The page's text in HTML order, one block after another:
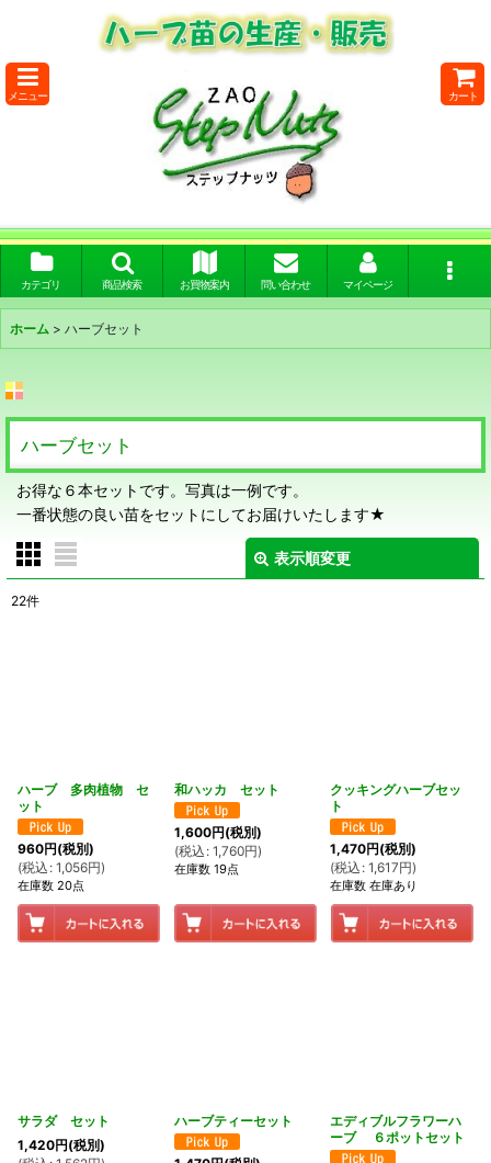
メニュー カート
カテゴリ 商品検索 お買物案内 問い合わせ マイページ
ホーム > ハーブセット
ハーブセット
お得な６本セットです。写真は一例です。
一番状態の良い苗をセットにしてお届けいたします★
表示順変更
22件
ハーブ 多肉植物 セ
ット
960円(税別)
(税込 : 1,056円)
在庫数 20点
和ハッカ セット
1,600円(税別)
(税込 : 1,760円)
在庫数 19点
クッキングハーブセッ
ト
1,470円(税別)
(税込 : 1,617円)
在庫数 在庫あり
サラダ セット
1,420円(税別)
ハーブティーセット
エディブルフラワーハ
ーブ ６ポットセット